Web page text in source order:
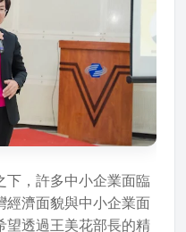
，許多中小企業面臨
經濟面貌與中小企業面
望透過王美花部長的精